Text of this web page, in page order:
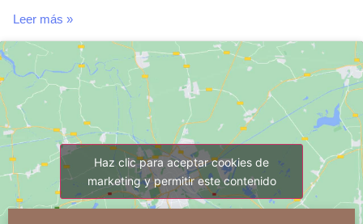
Leer más »
Haz clic para aceptar cookies de
marketing y permitir este contenido